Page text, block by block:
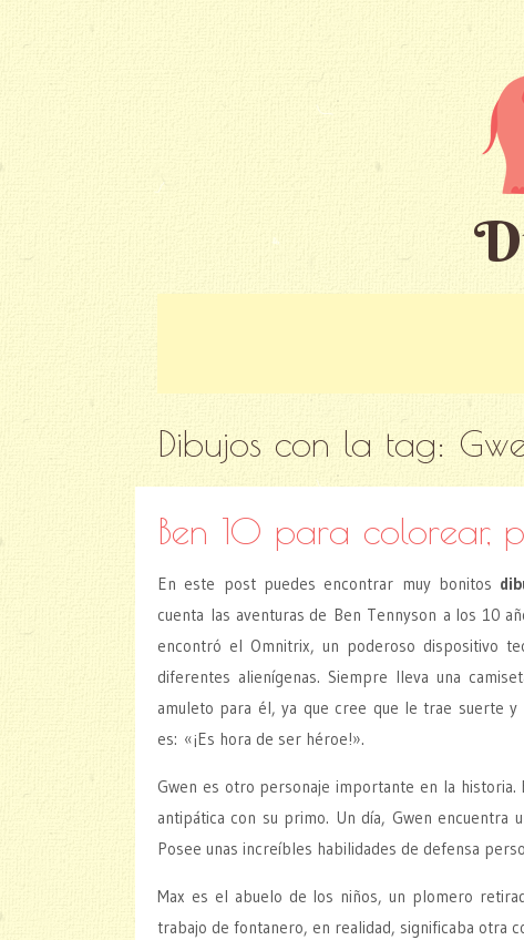
Dibujos con la tag:
Ben 10 para colorear,
En este post puedes encontrar muy bonitos
cuenta las aventuras de Ben Tennyson a los 10
encontró el Omnitrix, un poderoso dispositivo
diferentes alienígenas. Siempre lleva una
amuleto para él, ya que cree que le trae suerte
es: «¡Es hora de ser héroe!».
Gwen es otro personaje importante en la
antipática con su primo. Un día, Gwen
Posee unas increíbles habilidades de defensa
Max es el abuelo de los niños, un plomero
trabajo de fontanero, en realidad, significaba otra